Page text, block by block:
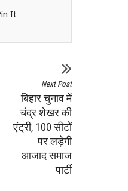
Next Post
बिहार चुनाव में
चंद्र शेखर की
एंट्री, 100 सीटों
पर लड़ेगी
आजाद समाज
पार्टी